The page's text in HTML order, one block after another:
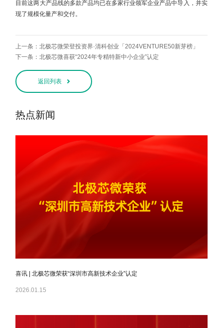
目前这两大产品线的多款产品均已在多家行业领军企业产品中导入，并实
现了规模化量产和交付。
上一条：北极芯微荣登投资界·清科创业「2024VENTURE50新芽榜」
下一条：北极芯微喜获“2024年专精特新中小企业”认定
返回列表
热点新闻
喜讯 | 北极芯微荣获“深圳市高新技术企业”认定
2026.01.15